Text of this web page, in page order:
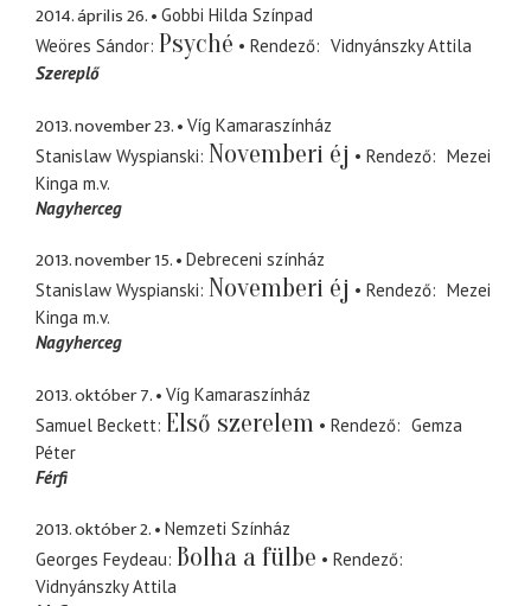
2014. április 26.
Gobbi Hilda Színpad
Weöres Sándor Psyché Rendező
Vidnyánszky Attila
Szereplő
2013. november 23.
Víg Kamaraszínház
Stanislaw Wyspianski Novemberi éj Rendező
Mezei
Kinga m.v.
Nagyherceg
2013. november 15.
Debreceni színház
Stanislaw Wyspianski Novemberi éj Rendező
Mezei
Kinga m.v.
Nagyherceg
2013. október 7.
Víg Kamaraszínház
Samuel Beckett Első szerelem Rendező
Gemza
Péter
Férfi
2013. október 2.
Nemzeti Színház
Georges Feydeau Bolha a fülbe
Rendező
Vidnyánszky Attila